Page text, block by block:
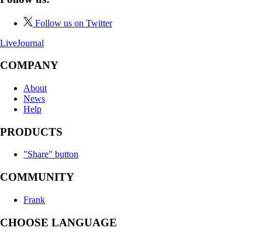
Follow us on Twitter
LiveJournal
COMPANY
About
News
Help
PRODUCTS
"Share" button
COMMUNITY
Frank
CHOOSE LANGUAGE